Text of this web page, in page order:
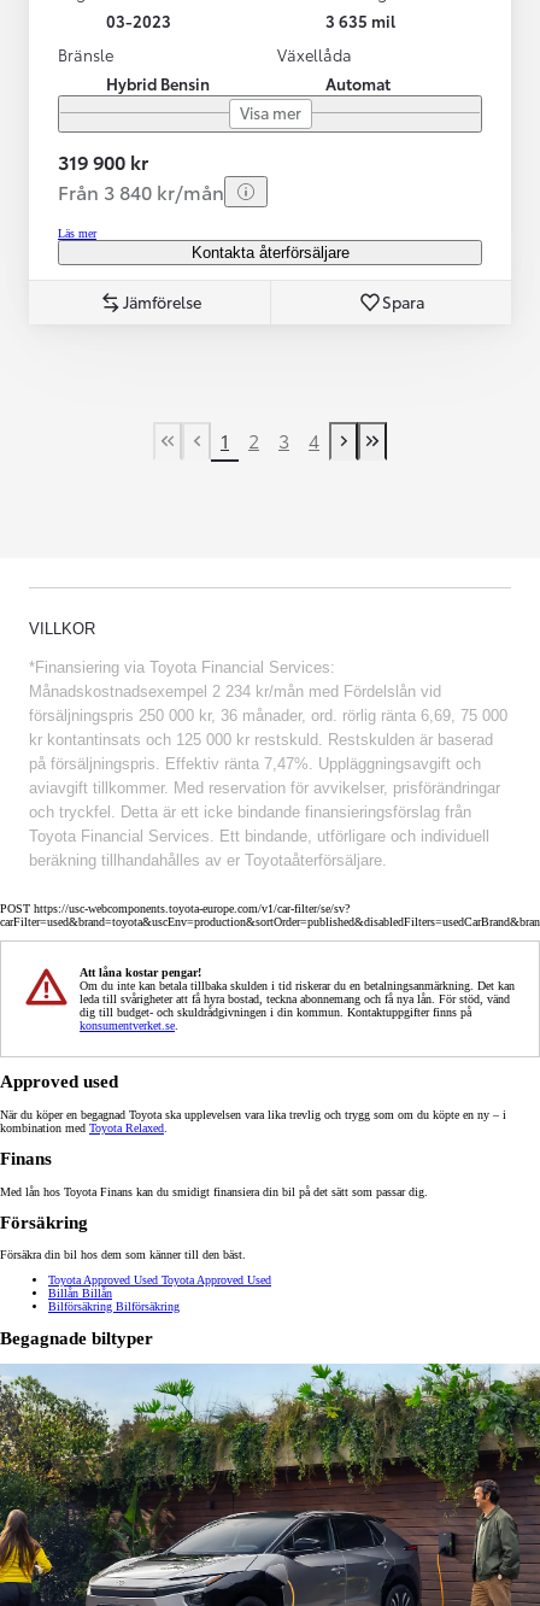
03-2023
3 635 mil
Bränsle
Hybrid Bensin
Växellåda
Automat
Visa mer
319 900 kr
Från 3 840 kr/mån
Läs mer
Kontakta återförsäljare
Jämförelse Spara
First Page
Previous page
1 2 3 4
Next page
Last Page
VILLKOR
*Finansiering via Toyota Financial Services:
Månadskostnadsexempel 2 234 kr/mån med Fördelslån vid
försäljningspris 250 000 kr, 36 månader, ord. rörlig ränta 6,69, 75 000
kr kontantinsats och 125 000 kr restskuld. Restskulden är baserad
på försäljningspris. Effektiv ränta 7,47%. Uppläggningsavgift och
aviavgift tillkommer. Med reservation för avvikelser, prisförändringar
och tryckfel. Detta är ett icke bindande finansieringsförslag från
Toyota Financial Services. Ett bindande, utförligare och individuell
beräkning tillhandahålles av er Toyotaåterförsäljare.
POST https://usc-webcomponents.toyota-europe.com/v1/car-filter/se/sv?
Att låna kostar pengar!
Om du inte kan betala tillbaka skulden i tid riskerar du en betalningsanmärkning. Det kan
leda till svårigheter att få hyra bostad, teckna abonnemang och få nya lån. För stöd, vänd
dig till budget- och skuldrådgivningen i din kommun. Kontaktuppgifter finns på
konsumentverket.se
Approved used
När du köper en begagnad Toyota ska upplevelsen vara lika trevlig och trygg som om du köpte en ny – i
kombination med Toyota Relaxed
Finans
Med lån hos Toyota Finans kan du smidigt finansiera din bil på det sätt som passar dig.
Försäkring
Försäkra din bil hos dem som känner till den bäst.
Toyota Approved Used Toyota Approved Used
Billån Billån
Bilförsäkring Bilförsäkring
Begagnade biltyper